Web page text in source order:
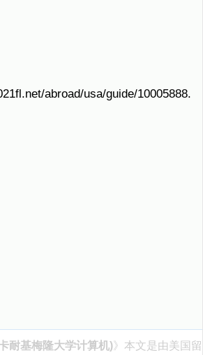
abroad/usa/guide/10005888.
耐基梅隆大学计算机)》本文是由美国留